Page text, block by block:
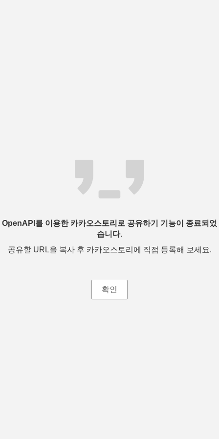
OpenAPI를 이용한 카카오스토리로 공유하기 기능이 종료되었
습니다.
공유할 URL을 복사 후 카카오스토리에 직접 등록해 보세요.
확인